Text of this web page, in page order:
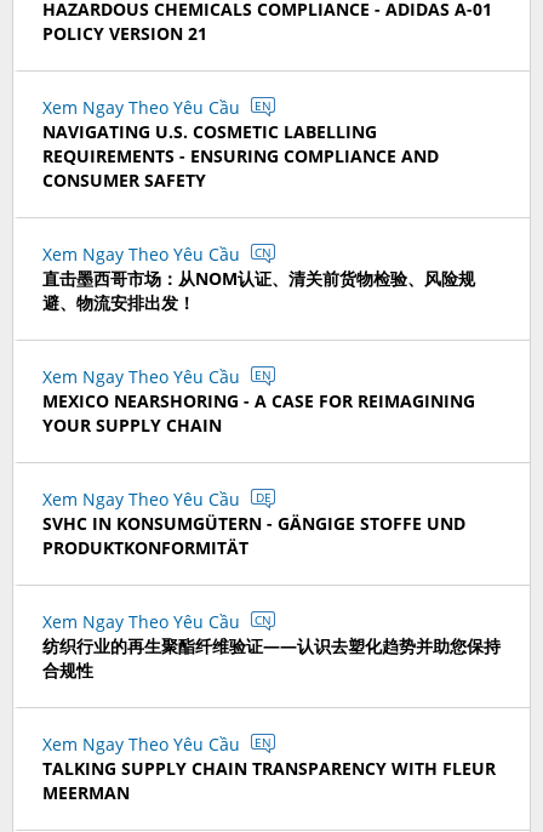
HAZARDOUS CHEMICALS COMPLIANCE - ADIDAS A-01
POLICY VERSION 21
Xem Ngay Theo Yêu Cầu EN
NAVIGATING U.S. COSMETIC LABELLING
REQUIREMENTS - ENSURING COMPLIANCE AND
CONSUMER SAFETY
Xem Ngay Theo Yêu Cầu CN
直击墨西哥市场：从NOM认证、清关前货物检验、风险规
避、物流安排出发！
Xem Ngay Theo Yêu Cầu EN
MEXICO NEARSHORING - A CASE FOR REIMAGINING
YOUR SUPPLY CHAIN
Xem Ngay Theo Yêu Cầu DE
SVHC IN KONSUMGÜTERN - GÄNGIGE STOFFE UND
PRODUKTKONFORMITÄT
Xem Ngay Theo Yêu Cầu CN
纺织行业的再生聚酯纤维验证——认识去塑化趋势并助您保持
合规性
Xem Ngay Theo Yêu Cầu EN
TALKING SUPPLY CHAIN TRANSPARENCY WITH FLEUR
MEERMAN